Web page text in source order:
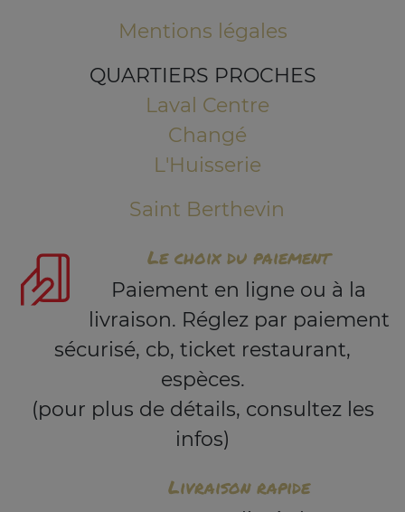
Mentions légales
QUARTIERS PROCHES
Laval Centre
Changé
L'Huisserie
Saint Berthevin
Le choix du paiement
Paiement en ligne ou à la
livraison. Réglez par paiement
sécurisé, cb, ticket restaurant,
espèces.
(pour plus de détails, consultez les
infos)
Livraison rapide